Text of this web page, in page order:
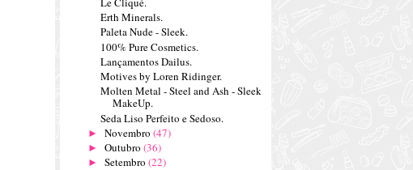
Erth Minerals.
Paleta Nude - Sleek.
100% Pure Cosmetics.
Lançamentos Dailus.
Motives by Loren Ridinger.
Molten Metal - Steel and Ash - Sleek
MakeUp.
Seda Liso Perfeito e Sedoso.
► Novembro (47)
► Outubro (36)
► Setembro (22)